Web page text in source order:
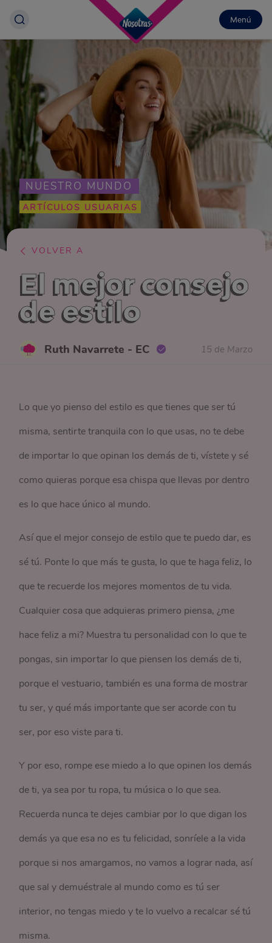
Menú
NUESTRO MUNDO
ARTÍCULOS USUARIAS
VOLVER A
El mejor consejo
de estilo
Ruth Navarrete - EC 15 de Marzo
Lo que yo pienso del estilo es que tienes que ser tú
misma, sentirte tranquila con lo que usas, no te debe
de importar lo que opinan los demás de ti, vístete y sé
como quieras porque esa chispa que llevas por dentro
es lo que hace único al mundo.
Así que el mejor consejo de estilo que te puedo dar, es
sé tú. Ponte lo que más te gusta, lo que te haga feliz, lo
que te recuerde los mejores momentos de tu vida.
Cualquier cosa que adquieras primero piensa, ¿me
hace feliz a mi? Muestra tu personalidad con lo que te
pongas, sin importar lo que piensen los demás de ti,
porque el vestuario, también es una forma de mostrar
tu ser, y qué más importante que ser acorde con tu
ser, por eso viste para ti.
Y por eso, rompe ese miedo a lo que opinen los demás
de ti, ya sea por tu ropa, tu música o lo que sea.
Recuerda nunca te dejes cambiar por lo que digan los
demás ya que esa no es tu felicidad, sonríele a la vida
porque si nos amargamos, no vamos a lograr nada, así
que sal y demuéstrale al mundo como es tú ser
interior, no tengas miedo y te lo vuelvo a recalcar sé tú
misma.